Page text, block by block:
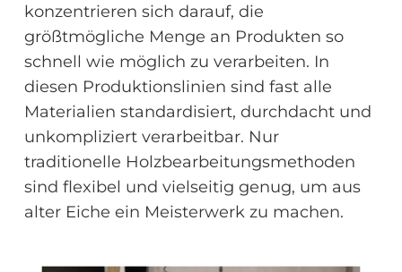
konzentrieren sich darauf, die
größtmögliche Menge an Produkten so
schnell wie möglich zu verarbeiten. In
diesen Produktionslinien sind fast alle
Materialien standardisiert, durchdacht und
unkompliziert verarbeitbar. Nur
traditionelle Holzbearbeitungsmethoden
sind flexibel und vielseitig genug, um aus
alter Eiche ein Meisterwerk zu machen.